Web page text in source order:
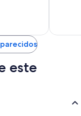
placas de cocina
cocina
este